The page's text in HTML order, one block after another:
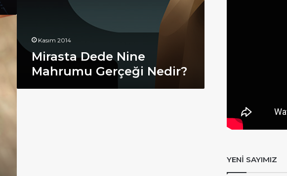
Kasım 2014
Mirasta Dede Nine
Mahrumu Gerçeği Nedir?
YENİ SAYIMIZ